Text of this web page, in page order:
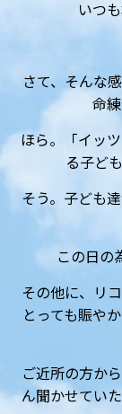
いつ
さて、そんな
命
ほら。「イッ
る子ど
そう。子ども
この日の
その他に、リ
とっても賑や
ご近所の方か
ん聞かせてい